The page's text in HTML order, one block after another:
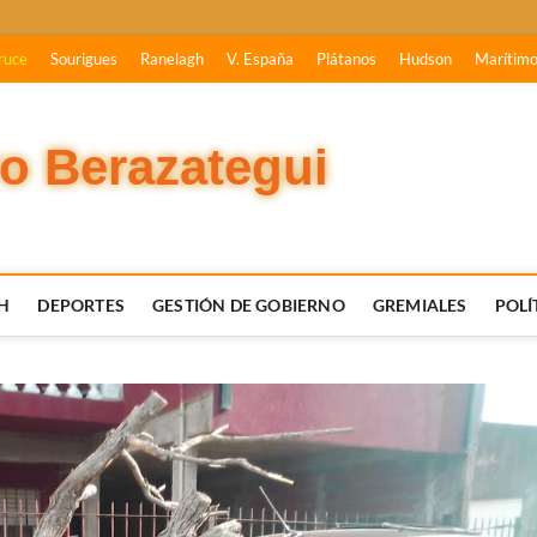
Sourigues Ranelagh V. España Plátanos Hudson Marítimo
Berazategui
DEPORTES GESTIÓN DE GOBIERNO GREMIALES